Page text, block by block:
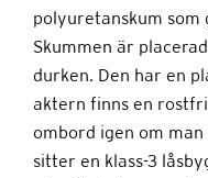
polyuretanskum
Skummen är
durken. Den har en
aktern finns en
ombord igen om
sitter en klass-3